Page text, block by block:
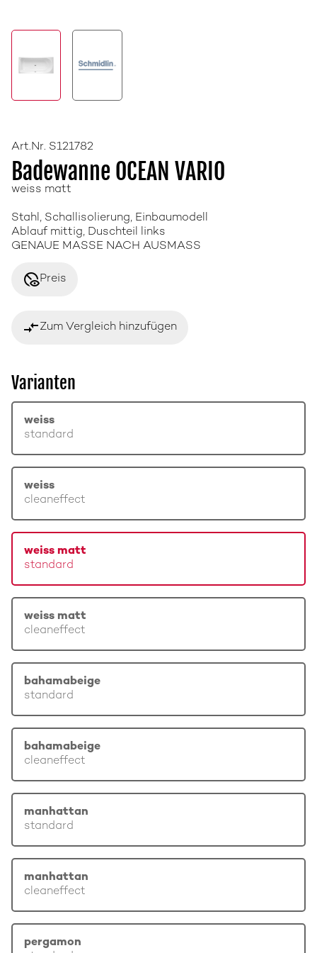
Art.Nr. S121782
Badewanne OCEAN VARIO
weiss matt
Stahl, Schallisolierung, Einbaumodell
Ablauf mittig, Duschteil links
GENAUE MASSE NACH AUSMASS
disabled_visiblePreis
compare_arrowsZum Vergleich hinzufügen
Varianten
weiss
standard
weiss
cleaneffect
weiss matt
standard
weiss matt
cleaneffect
bahamabeige
standard
bahamabeige
cleaneffect
manhattan
standard
manhattan
cleaneffect
pergamon